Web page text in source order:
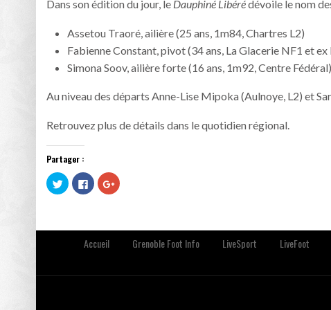
Dans son édition du jour, le Dauphiné Libérédévoile le nom
Assetou Traoré, ailière (25 ans, 1m84, Chartres L2)
Fabienne Constant, pivot (34 ans, La Glacerie NF1 et ex
Simona Soov, ailière forte (16 ans, 1m92, Centre Fédéral)
Au niveau des départs Anne-Lise Mipoka (Aulnoye, L2) et
Retrouvez plus de détails dans le quotidien régional.
Partager :
Cliquez
pour
partager
une
nouvelle
fenêtre)
Cliquez
pour
partager
une
nouvelle
fenêtre)
Cliquez
pour
dans
nouvelle
Accueil Grenoble Foot Info LiveSport LiveFoot